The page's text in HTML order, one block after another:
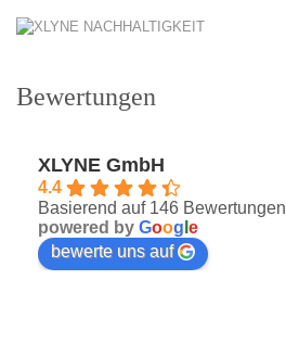
Bewertungen
XLYNE GmbH
4.4
Basierend auf 146 Bewertungen
powered by Goog e
bewerte uns auf